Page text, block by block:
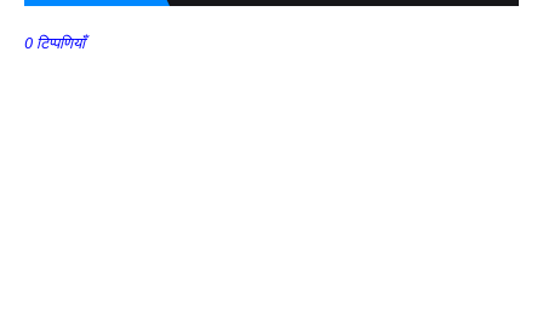
0 टिप्पणियाँ